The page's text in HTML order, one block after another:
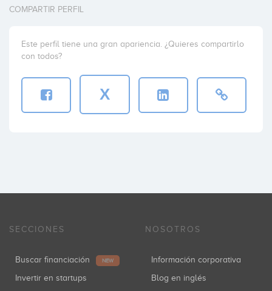
COMPARTIR PERFIL
Este perfil tiene una gran apariencia. ¿Quieres compartirlo
con todos?
X
SECCIONES
Buscar financiación NEW
Invertir en startups
NOSOTROS
Información corporativa
Blog en inglés